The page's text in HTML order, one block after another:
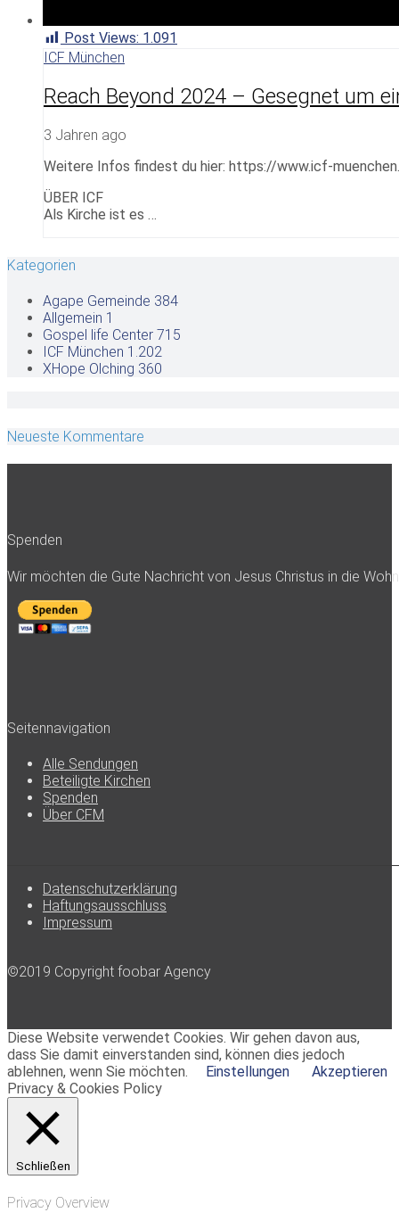
Post Views: 1.091
ICF München
Reach Beyond 2024 – Gesegnet um
3 Jahren ago
Weitere Infos findest du hier: https://www.icf-
ÜBER ICF
Als Kirche ist es …
Kategorien
Agape Gemeinde 384
Allgemein 1
Gospel life Center 715
ICF München 1.202
XHope Olching 360
Neueste Kommentare
Spenden
Wir möchten die Gute Nachricht von Jesus Christus in die
Seitennavigation
Alle Sendungen
Beteiligte Kirchen
Spenden
Über CFM
Datenschutzerklärung
Haftungsausschluss
Impressum
©2019 Copyright foobar Agency
Diese Website verwendet Cookies. Wir gehen davon aus,
dass Sie damit einverstanden sind, können dies jedoch
ablehnen, wenn Sie möchten.
Einstellungen
Akzeptieren
Privacy & Cookies Policy
Schließen
Privacy Overview